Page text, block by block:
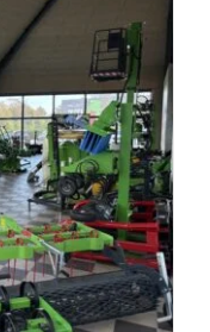
til åbent hus
Ringsted